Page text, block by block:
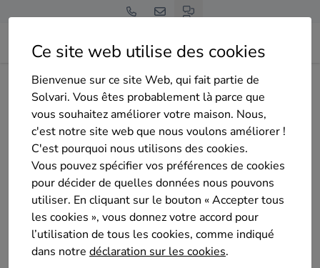
Ce site web utilise des cookies
Bienvenue sur ce site Web, qui fait partie de
Solvari. Vous êtes probablement là parce que
vous souhaitez améliorer votre maison. Nous,
c'est notre site web que nous voulons améliorer !
C'est pourquoi nous utilisons des cookies.
Vous pouvez spécifier vos préférences de cookies
pour décider de quelles données nous pouvons
utiliser. En cliquant sur le bouton « Accepter tous
les cookies », vous donnez votre accord pour
l’utilisation de tous les cookies, comme indiqué
dans notre déclaration sur les cookies.
Home Isolation des murs extérieurs Liège
Flémalle
Ecofacadebati
Ecofacadebati
Pas encore d'évaluation
FLÉMALLE